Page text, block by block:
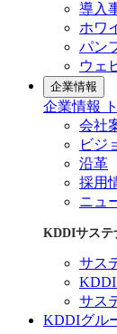
導入
ホワ
パン
ウェ
企業情報
企業情報
会社
ビジ
沿革
採用
ニュ
KDDIサステ
サス
サス
KDDIグル